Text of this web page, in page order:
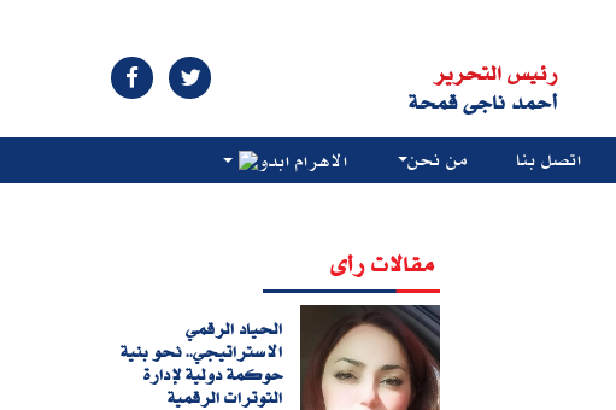
رئيس التحرير
أحمد ناجى قمحة
اتصل بنا من نحن الاهرام ابدو
مقالات رأى
الحياد الرقمي
الاستراتيجي.. نحو بنية
حوكمة دولية لإدارة
التوترات الرقمية